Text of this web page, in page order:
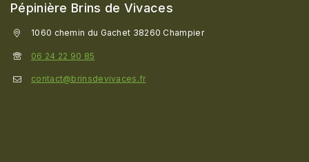
Pépinière Brins de Vivaces
1060 chemin du Gachet 38260 Champier
06 24 22 90 85
contact@brinsdevivaces.fr